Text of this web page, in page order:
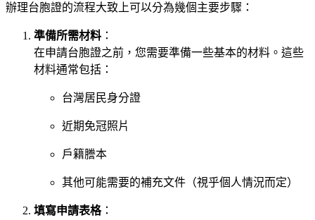
辦理台胞證的流程大致上可以分為幾個主要步驟：
準備所需材料 ：
在申請台胞證之前，您需要準備一些基本的材料。這些
材料通常包括：
台灣居民身分證
近期免冠照片
戶籍謄本
其他可能需要的補充文件（視乎個人情況而定）
填寫申請表格：